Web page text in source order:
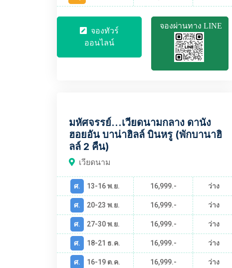
จองทัวร์
ออนไลน์
จองผ่านทาง LINE
มหัศจรรย์...เวียดนามกลาง ดานัง
ฮอยอัน บาน่าฮิลล์ บินหรู (พักบานาฮิ
ลล์ 2 คืน)
เวียดนาม
ศ. 13-16 พ.ย. 16,999.-
ว่าง
ศ.
20-23 พ.ย. 16,999.-
ว่าง
ศ.
27-30 พ.ย. 16,999.-
ว่าง
ศ.
18-21 ธ.ค. 16,999.-
ว่าง
ศ.
16-19 ต.ค. 16,999.-
ว่าง